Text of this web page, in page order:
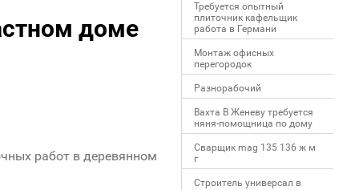
доме
работ в деревянном
Требуется опытный
плиточник кафельщик
работa в Германи
Mонтаж офисных
перегородок
Разнорабочий
Вахта В Женеву требуется
няня-помощница по дому
Сварщик mag 135 136 ж м
г
Строитель универсал в